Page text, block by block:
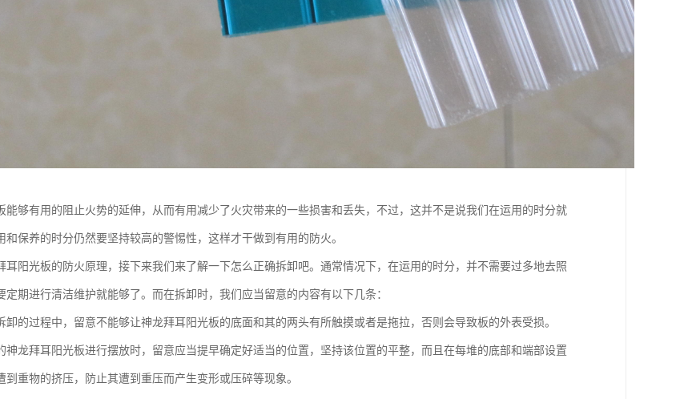
能够有用的阻止火势的延伸，从而有用减少了火灾带来的一些损害和丢失，不过，这并不是说我们在运用的时分就
和保养的时分仍然要坚持较高的警惕性，这样才干做到有用的防火。
耳阳光板的防火原理，接下来我们来了解一下怎么正确拆卸吧。通常情况下，在运用的时分，并不需要过多地去照
定期进行清洁维护就能够了。而在拆卸时，我们应当留意的内容有以下几条：
卸的过程中，留意不能够让神龙拜耳阳光板的底面和其的两头有所触摸或者是拖拉，否则会导致板的外表受损。
神龙拜耳阳光板进行摆放时，留意应当提早确定好适当的位置，坚持该位置的平整，而且在每堆的底部和端部设置
到重物的挤压，防止其遭到重压而产生变形或压碎等现象。